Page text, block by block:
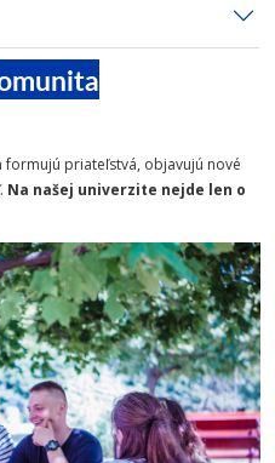
priateľstvá, objavujú nové
Na našej univerzite nejde len o